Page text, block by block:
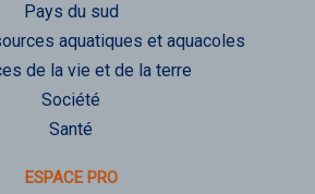
Pays du sud
aquatiques et aquacoles
de la vie et de la terre
Société
Santé
ESPACE PRO